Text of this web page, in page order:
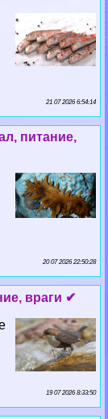
21 07 2026 6:54:14
питание,
20 07 2026 22:50:28
враги ✔
19 07 2026 8:33:50